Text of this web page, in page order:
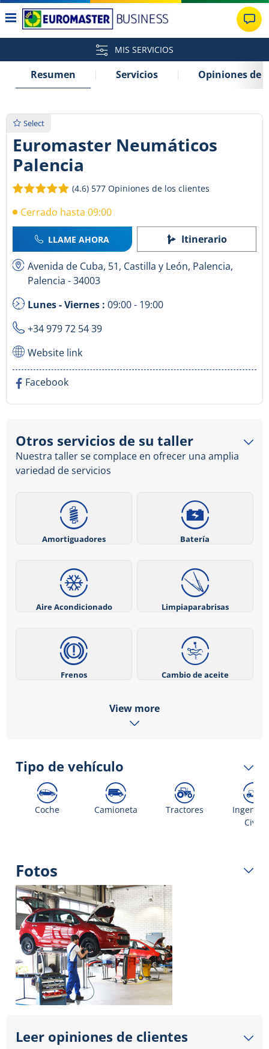
MIS SERVICIOS
Resumen Servicios Opiniones de
Select
Euromaster Neumáticos
Palencia
(4.6) 577 Opiniones de los clientes
Cerrado hasta 09:00
LLAME AHORA Itinerario
Avenida de Cuba, 51, Castilla y León, Palencia,
Palencia - 34003
Lunes - Viernes : 09:00 - 19:00
+34 979 72 54 39
Website link
Facebook
Otros servicios de su taller
Nuestra taller se complace en ofrecer una amplia
variedad de servicios
Amortiguadores Batería
Aire Acondicionado Limpiaparabrisas
Frenos Cambio de aceite
View more
Tipo de vehículo
Coche Camioneta Tractores
Civil
Fotos
Leer opiniones de clientes